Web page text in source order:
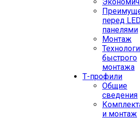
перед
панелями
Монтаж
быстрого
монтажа
Т-профили
Общие
сведения
и монтаж